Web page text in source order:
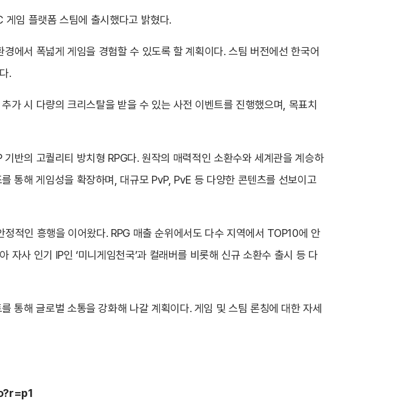
게임 플랫폼 스팀에 출시했다고 밝혔다.
에서 폭넓게 게임을 경험할 수 있도록 할 계획이다. 스팀 버전에선 한국어
.
가 시 다량의 크리스탈을 받을 수 있는 사전 이벤트를 진행했으며, 목표치
기반의 고퀄리티 방치형 RPG다. 원작의 매력적인 소환수와 세계관을 계승하
통해 게임성을 확장하며, 대규모 PvP, PvE 등 다양한 콘텐츠를 선보이고
적인 흥행을 이어왔다. RPG 매출 순위에서도 다수 지역에서 TOP10에 안
사 인기 IP인 ‘미니게임천국’과 컬래버를 비롯해 신규 소환수 출시 등 다
통해 글로벌 소통을 강화해 나갈 계획이다. 게임 및 스팀 론칭에 대한 자세